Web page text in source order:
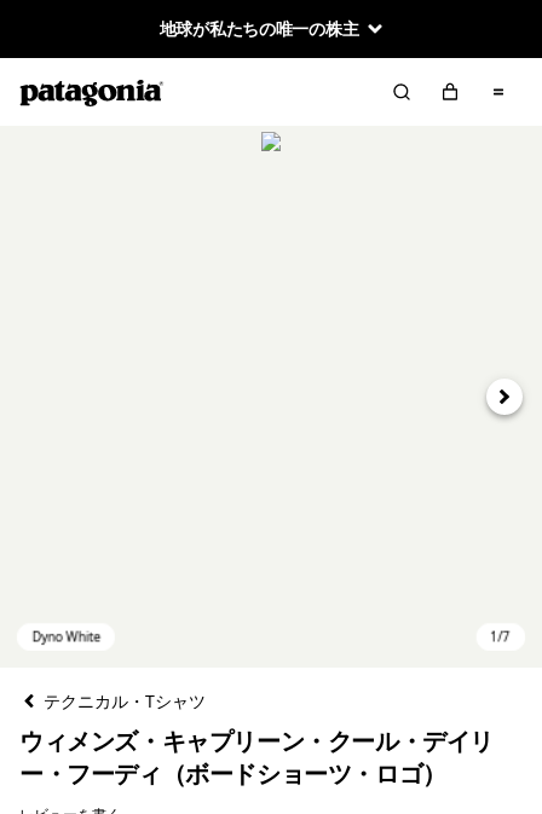
地球が私たちの唯一の株主
次へ
テクニカル・Tシャツ
ウィメンズ・キャプリーン・クール・デイリ
ー・フーディ（ボードショーツ・ロゴ）